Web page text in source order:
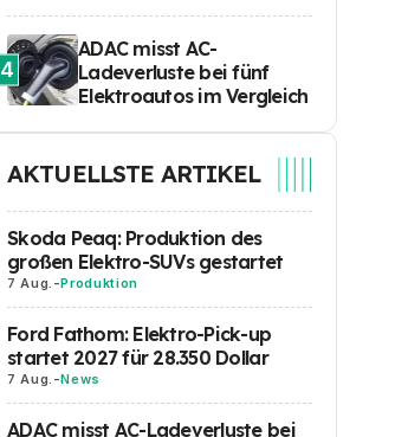
4
ADAC misst AC-
Ladeverluste bei fünf
Elektroautos im Vergleich
AKTUELLSTE ARTIKEL
Skoda Peaq: Produktion des
großen Elektro-SUVs gestartet
7 Aug. -Produktion
Ford Fathom: Elektro-Pick-up
startet 2027 für 28.350 Dollar
7 Aug. -News
ADAC misst AC-Ladeverluste bei